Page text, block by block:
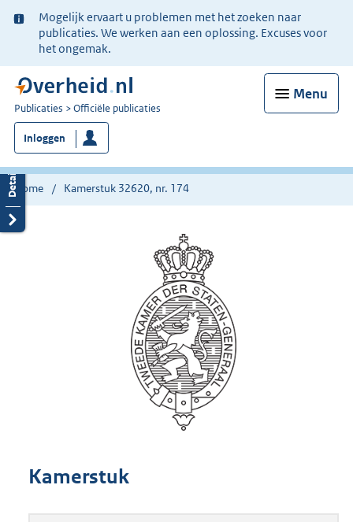
Ter
informatie:
Mogelijk ervaart u problemen met het zoeken naar
publicaties. We werken aan een oplossing. Excuses voor
het ongemak.
Menu
U
bent
nu
hier:
Publicaties Officiële publicaties
Inloggen
Home Kamerstuk 32620, nr. 174
Kamerstuk